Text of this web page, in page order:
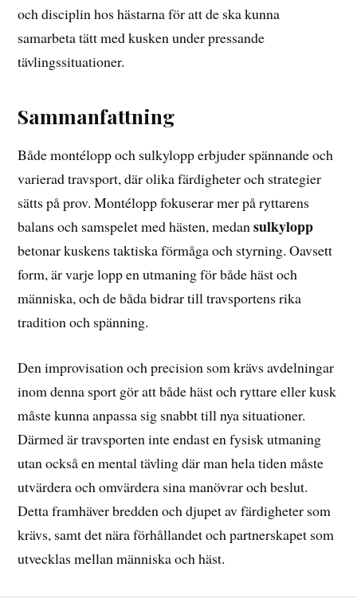
och disciplin hos hästarna för att de ska kunna
samarbeta tätt med kusken under pressande
tävlingssituationer.
Sammanfattning
Både montélopp och sulkylopp erbjuder spännande och
varierad travsport, där olika färdigheter och strategier
sätts på prov. Montélopp fokuserar mer på ryttarens
balans och samspelet med hästen, medansulkylopp
betonar kuskens taktiska förmåga och styrning. Oavsett
form, är varje lopp en utmaning för både häst och
människa, och de båda bidrar till travsportens rika
tradition och spänning.
Den improvisation och precision som krävs avdelningar
inom denna sport gör att både häst och ryttare eller kusk
måste kunna anpassa sig snabbt till nya situationer.
Därmed är travsporten inte endast en fysisk utmaning
utan också en mental tävling där man hela tiden måste
utvärdera och omvärdera sina manövrar och beslut.
Detta framhäver bredden och djupet av färdigheter som
krävs, samt det nära förhållandet och partnerskapet som
utvecklas mellan människa och häst.